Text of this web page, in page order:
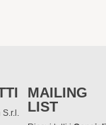
S.r.l.
MAILING
LIST